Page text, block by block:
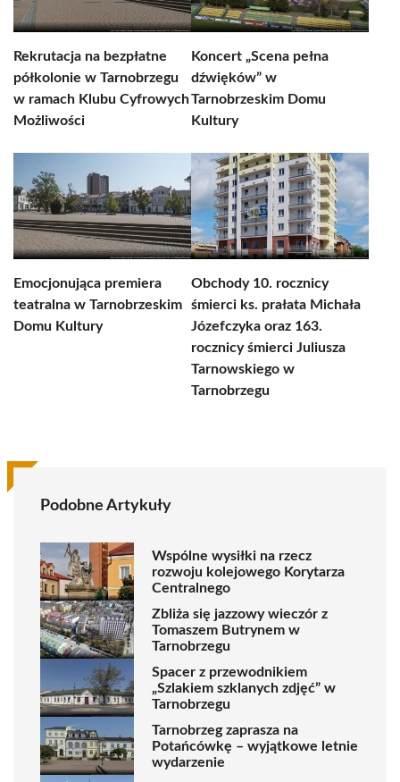
Rekrutacja na bezpłatne
półkolonie w Tarnobrzegu
w ramach Klubu Cyfrowych
Możliwości
Koncert „Scena pełna
dźwięków” w
Tarnobrzeskim Domu
Kultury
Emocjonująca premiera
teatralna w Tarnobrzeskim
Domu Kultury
Obchody 10. rocznicy
śmierci ks. prałata Michała
Józefczyka oraz 163.
rocznicy śmierci Juliusza
Tarnowskiego w
Tarnobrzegu
Podobne Artykuły
Wspólne wysiłki na rzecz
rozwoju kolejowego Korytarza
Centralnego
Zbliża się jazzowy wieczór z
Tomaszem Butrynem w
Tarnobrzegu
Spacer z przewodnikiem
„Szlakiem szklanych zdjęć” w
Tarnobrzegu
Tarnobrzeg zaprasza na
Potańcówkę – wyjątkowe letnie
wydarzenie